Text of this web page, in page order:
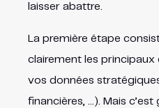
laisser abattre.
La première étape
clairement les principaux
vos données
financières, …). Mais